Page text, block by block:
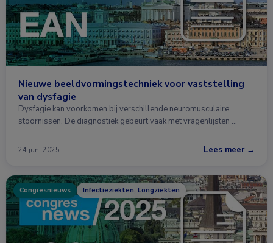
Nieuwe beeldvormingstechniek voor vaststelling
van dysfagie
Dysfagie kan voorkomen bij verschillende neuromusculaire
stoornissen. De diagnostiek gebeurt vaak met vragenlijsten …
24 jun. 2025 Lees meer →
Congresnieuws Infectieziekten, Longziekten